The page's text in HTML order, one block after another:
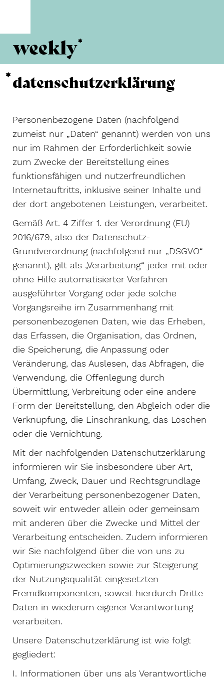
datenschutzerklärung
Personenbezogene Daten (nachfolgend
zumeist nur „Daten“ genannt) werden von uns
nur im Rahmen der Erforderlichkeit sowie
zum Zwecke der Bereitstellung eines
funktionsfähigen und nutzerfreundlichen
Internetauftritts, inklusive seiner Inhalte und
der dort angebotenen Leistungen, verarbeitet.
Gemäß Art. 4 Ziffer 1. der Verordnung (EU)
2016/679, also der Datenschutz-
Grundverordnung (nachfolgend nur „DSGVO“
genannt), gilt als „Verarbeitung“ jeder mit oder
ohne Hilfe automatisierter Verfahren
ausgeführter Vorgang oder jede solche
Vorgangsreihe im Zusammenhang mit
personenbezogenen Daten, wie das Erheben,
das Erfassen, die Organisation, das Ordnen,
die Speicherung, die Anpassung oder
Veränderung, das Auslesen, das Abfragen, die
Verwendung, die Offenlegung durch
Übermittlung, Verbreitung oder eine andere
Form der Bereitstellung, den Abgleich oder die
Verknüpfung, die Einschränkung, das Löschen
oder die Vernichtung.
Mit der nachfolgenden Datenschutzerklärung
informieren wir Sie insbesondere über Art,
Umfang, Zweck, Dauer und Rechtsgrundlage
der Verarbeitung personenbezogener Daten,
soweit wir entweder allein oder gemeinsam
mit anderen über die Zwecke und Mittel der
Verarbeitung entscheiden. Zudem informieren
wir Sie nachfolgend über die von uns zu
Optimierungszwecken sowie zur Steigerung
der Nutzungsqualität eingesetzten
Fremdkomponenten, soweit hierdurch Dritte
Daten in wiederum eigener Verantwortung
verarbeiten.
Unsere Datenschutzerklärung ist wie folgt
gegliedert:
I. Informationen über uns als Verantwortliche